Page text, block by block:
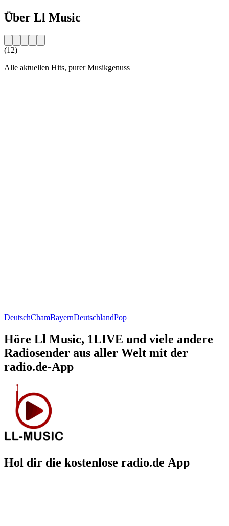
Über Ll Music
(12)
Alle aktuellen Hits, purer Musikgenuss
DeutschChamBayernDeutschlandPop
Höre Ll Music, 1LIVE und viele andere
Radiosender aus aller Welt mit der
radio.de-App
Hol dir die kostenlose radio.de App